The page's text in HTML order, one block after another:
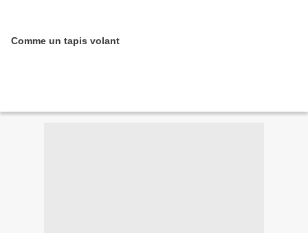
Comme un tapis volant